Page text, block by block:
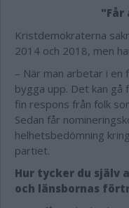
"Får
Kristdemokraterna
2014 och 2018, men
– När man arbetar i
bygga upp. Det kan
fin respons från folk
Sedan får
helhetsbedömning
partiet.
Hur tycker du själv
och länsbornas